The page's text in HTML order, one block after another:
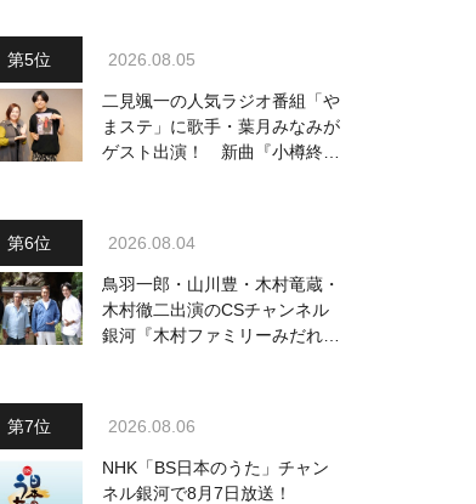
2026.08.05
二見颯一の人気ラジオ番組「や
まステ」に歌手・葉月みなみが
ゲスト出演！ 新曲『小樽終着
2026.08.04
鳥羽一郎・山川豊・木村竜蔵・
木村徹二出演のCSチャンネル
銀河『木村ファミリーみだれ旅
2026.08.06
NHK「BS日本のうた」チャン
ネル銀河で8月7日放送！